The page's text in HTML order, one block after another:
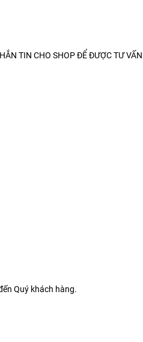
TIN CHO SHOP ĐỂ ĐƯỢC TƯ
Quý khách hàng.